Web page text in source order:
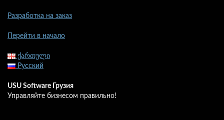
Разработка на заказ
Перейти в начало
ქართული
Русский
USU Software Грузия
Управляйте бизнесом правильно!